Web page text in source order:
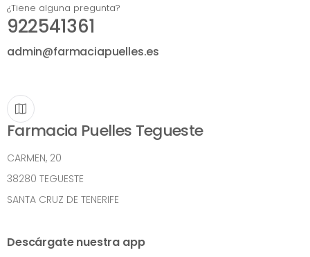
¿Tiene alguna pregunta?
922541361
admin@farmaciapuelles.es
Farmacia Puelles Tegueste
CARMEN, 20
38280 TEGUESTE
SANTA CRUZ DE TENERIFE
Descárgate nuestra app